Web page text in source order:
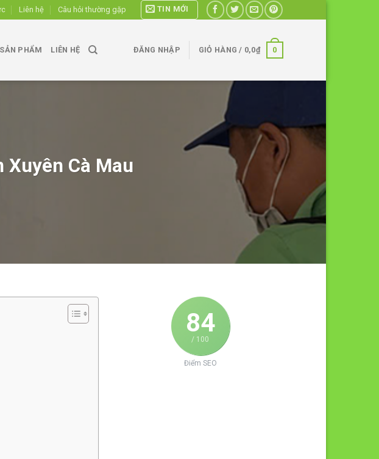
Liên hệ Câu hỏi thường gặp TIN MỚI
SẢN PHẨM LIÊN HỆ ĐĂNG NHẬP GIỎ HÀNG / 0,0₫ 0
Cà Mau
84
/ 100
Điểm SEO